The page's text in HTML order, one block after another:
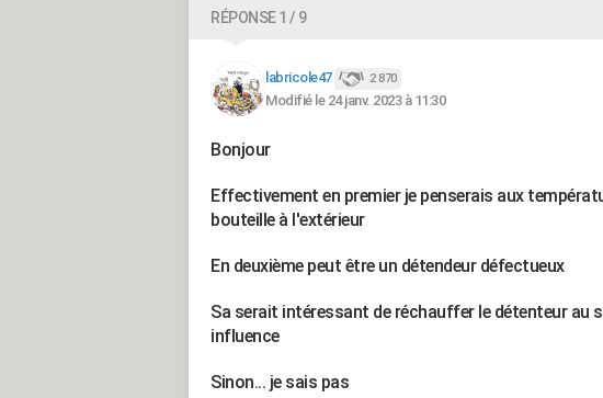
RÉPONSE 1 / 9
labricole47 2 870
Modifié le 24 janv. 2023 à 11:30
Bonjour
Effectivement en premier je penserais aux
bouteille à l'extérieur
En deuxième peut être un détendeur défectueux
Sa serait intéressant de réchauffer le détenteur au
influence
Sinon... je sais pas